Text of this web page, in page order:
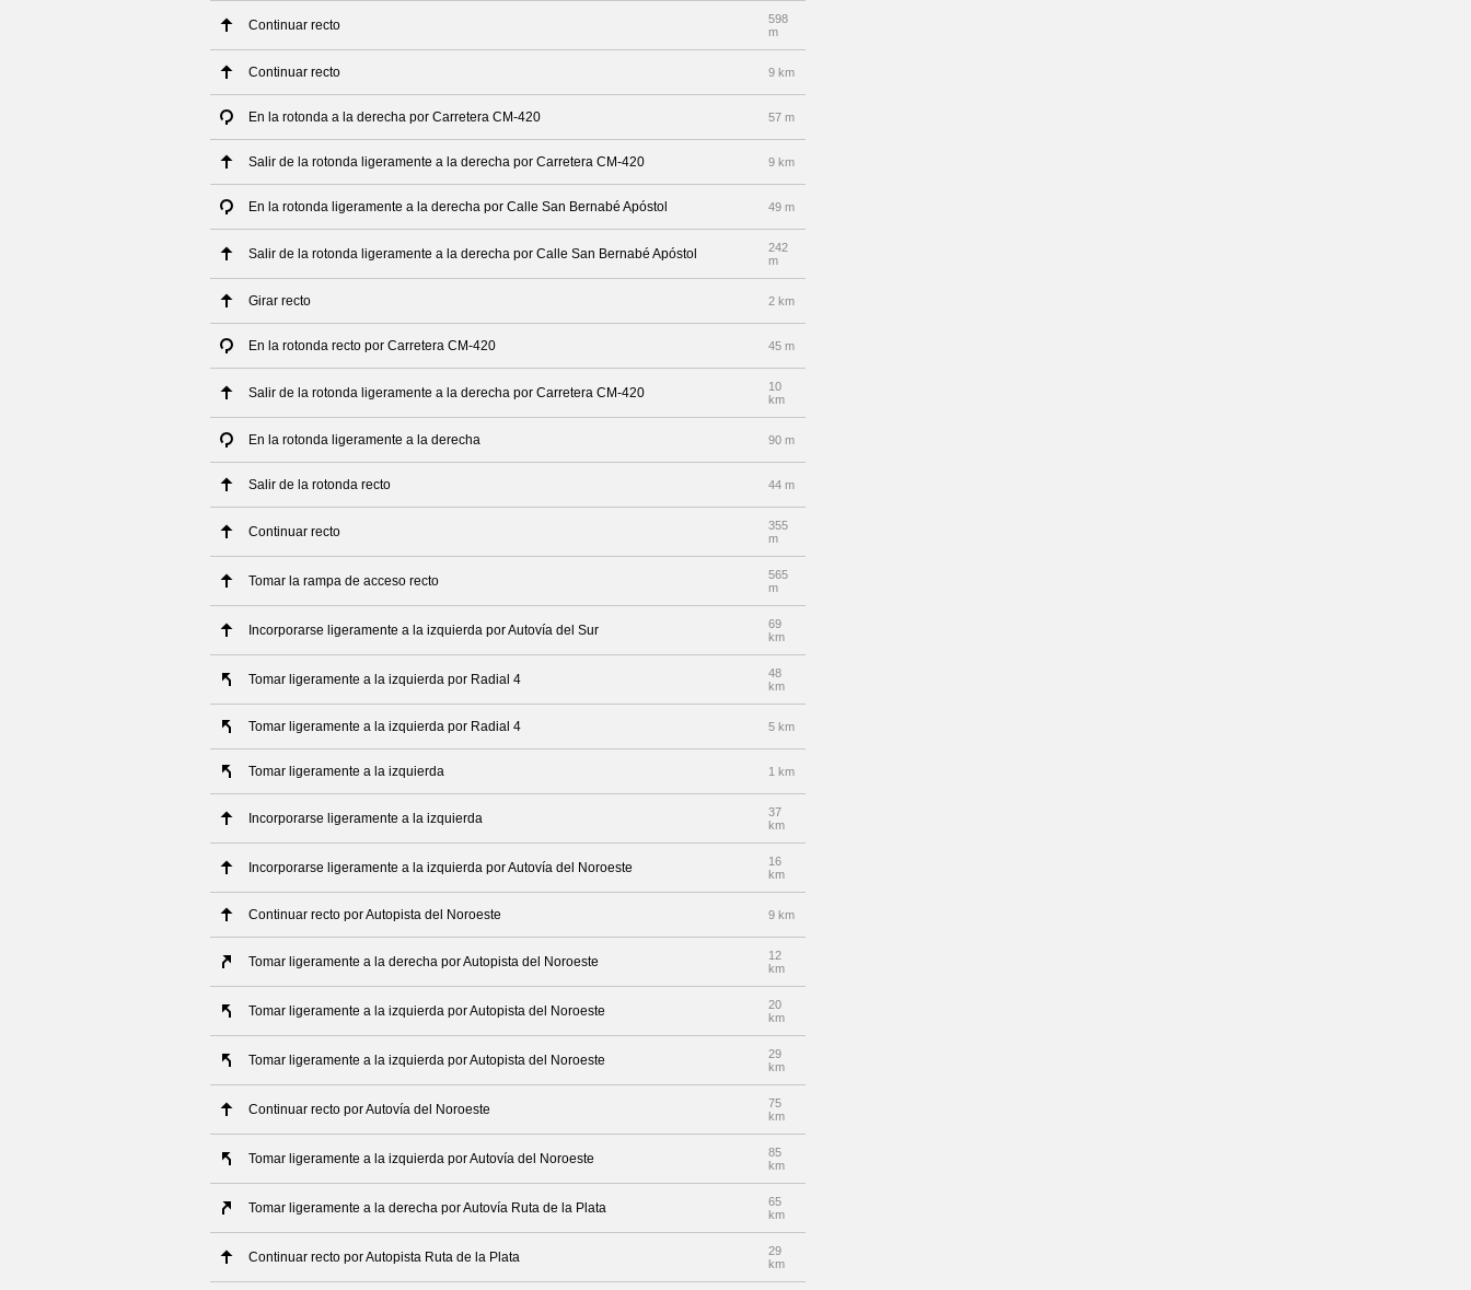
Continuar recto
598
m
Continuar recto 9 km
En la rotonda a la derecha por Carretera CM-420 57 m
Salir de la rotonda ligeramente a la derecha por Carretera CM-420 9 km
En la rotonda ligeramente a la derecha por Calle San Bernabé Apóstol 49 m
Salir de la rotonda ligeramente a la derecha por Calle San Bernabé Apóstol
242
m
Girar recto 2 km
En la rotonda recto por Carretera CM-420 45 m
Salir de la rotonda ligeramente a la derecha por Carretera CM-420
10
km
En la rotonda ligeramente a la derecha 90 m
Salir de la rotonda recto 44 m
Continuar recto
355
m
Tomar la rampa de acceso recto
565
m
Incorporarse ligeramente a la izquierda por Autovía del Sur
69
km
Tomar ligeramente a la izquierda por Radial 4
48
km
Tomar ligeramente a la izquierda por Radial 4 5 km
Tomar ligeramente a la izquierda 1 km
Incorporarse ligeramente a la izquierda
37
km
Incorporarse ligeramente a la izquierda por Autovía del Noroeste
16
km
Continuar recto por Autopista del Noroeste 9 km
Tomar ligeramente a la derecha por Autopista del Noroeste
12
km
Tomar ligeramente a la izquierda por Autopista del Noroeste
20
km
Tomar ligeramente a la izquierda por Autopista del Noroeste
29
km
Continuar recto por Autovía del Noroeste
75
km
Tomar ligeramente a la izquierda por Autovía del Noroeste
85
km
Tomar ligeramente a la derecha por Autovía Ruta de la Plata
65
km
Continuar recto por Autopista Ruta de la Plata
29
km